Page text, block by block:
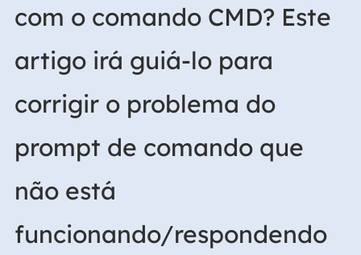
com o comando CMD? Este
artigo irá guiá-lo para
corrigir o problema do
prompt de comando que
não está
funcionando/respondendo